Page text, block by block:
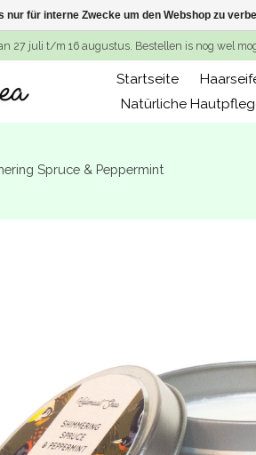
27 juli t/m 16 augustus. Bestellen is nog wel
Startseite
Natürliche
Spruce & Peppermint
nur für interne Zwecke um den Webshop zu